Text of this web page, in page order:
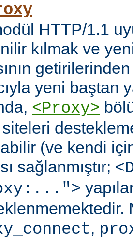
HTTP/1.1
kılmak ve
yeni baştan
<Proxy>
(ve kendi
sağlanmıştır;
,